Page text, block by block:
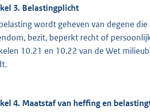
3. Belastingplicht
wordt geheven van degene
bezit, beperkt recht of
10.21 en 10.22 van de Wet
4. Maatstaf van heffing en